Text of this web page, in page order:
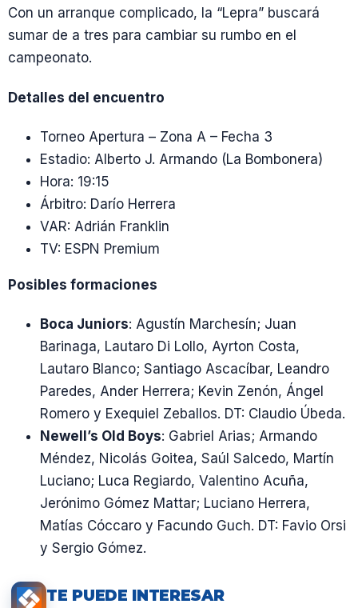
Con un arranque complicado, la “Lepra” buscará
sumar de a tres para cambiar su rumbo en el
campeonato.
Detalles del encuentro
Torneo Apertura – Zona A – Fecha 3
Estadio: Alberto J. Armando (La Bombonera)
Hora: 19:15
Árbitro: Darío Herrera
VAR: Adrián Franklin
TV: ESPN Premium
Posibles formaciones
Boca Juniors: Agustín Marchesín; Juan
Barinaga, Lautaro Di Lollo, Ayrton Costa,
Lautaro Blanco; Santiago Ascacíbar, Leandro
Paredes, Ander Herrera; Kevin Zenón, Ángel
Romero y Exequiel Zeballos. DT: Claudio Úbeda.
Newell’s Old Boys: Gabriel Arias; Armando
Méndez, Nicolás Goitea, Saúl Salcedo, Martín
Luciano; Luca Regiardo, Valentino Acuña,
Jerónimo Gómez Mattar; Luciano Herrera,
Matías Cóccaro y Facundo Guch. DT: Favio Orsi
y Sergio Gómez.
TE PUEDE INTERESAR